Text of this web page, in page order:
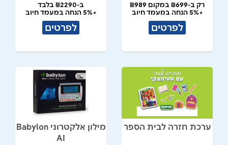
רק ב-₪699 במקום ₪989
+5% הנחה במעמד חיוב
לפרטים
ב-₪2290 בלבד
+5% הנחה במעמד חיוב
לפרטים
ערכת חזרה לבית הספר
מילון אלקטרוני Babylon
AI